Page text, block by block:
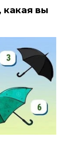
какая вы